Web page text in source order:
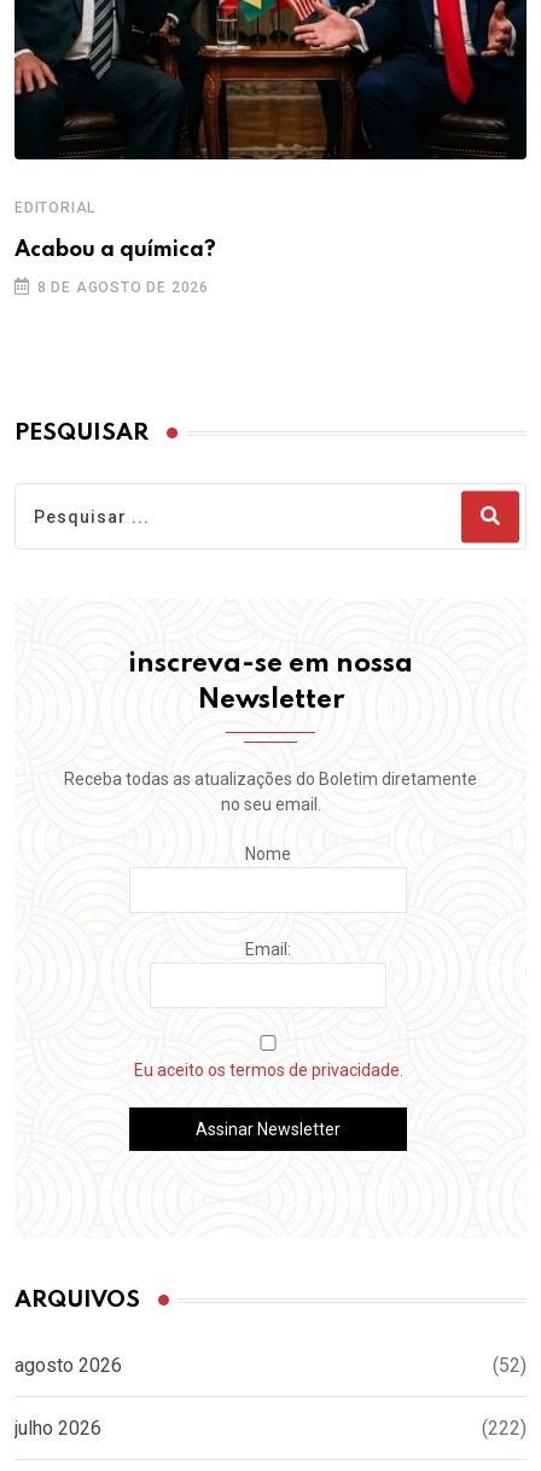
EDITORIAL
Acabou a química?
8 DE AGOSTO DE 2026
PESQUISAR
inscreva-se em nossa
Newsletter
Receba todas as atualizações do Boletim diretamente
no seu email.
Nome
Email:
Eu aceito os termos de privacidade.
ARQUIVOS
agosto 2026 (52)
julho 2026 (222)